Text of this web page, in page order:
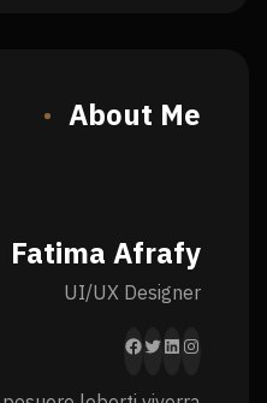
About Me
Fatima Afrafy
UI/UX Designer